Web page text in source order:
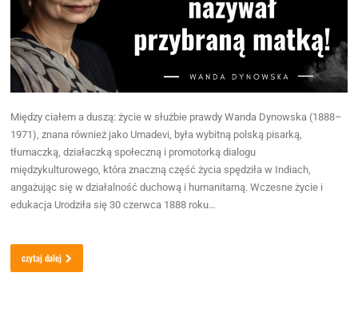
Między ciałem a duszą: życie w służbie prawdy Wanda Dynowska (1888–
1971), znana również jako Umadevi, była wybitną polską pisarką,
tłumaczką, działaczką społeczną i promotorką dialogu
międzykulturowego, która znaczną część życia spędziła w Indiach,
angażując się w działalność duchową i humanitarną.​ Wczesne życie i
edukacja Urodziła się 30 czerwca 1888 roku…
czytaj dalej